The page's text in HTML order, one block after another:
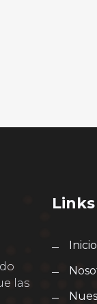
las
Links
Inicio